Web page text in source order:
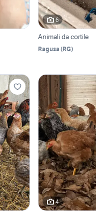
6
Animali da cortile
Ragusa (RG)
4